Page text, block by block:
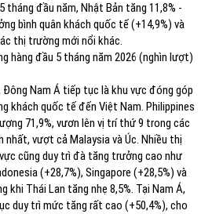
tháng đầu năm, Nhật Bản tăng 11,8% -
bình quân khách quốc tế (+14,9%) và
thị trường mới nổi khác.
hàng đầu 5 tháng năm 2026 (nghìn lượt)
Nam Á tiếp tục là khu vực đóng góp
khách quốc tế đến Việt Nam. Philippines
71,9%, vươn lên vị trí thứ 9 trong các
vượt cả Malaysia và Úc. Nhiều thị
cũng duy trì đà tăng trưởng cao như
(+28,7%), Singapore (+28,5%) và
khi Thái Lan tăng nhẹ 8,5%. Tại Nam Á,
duy trì mức tăng rất cao (+50,4%), cho